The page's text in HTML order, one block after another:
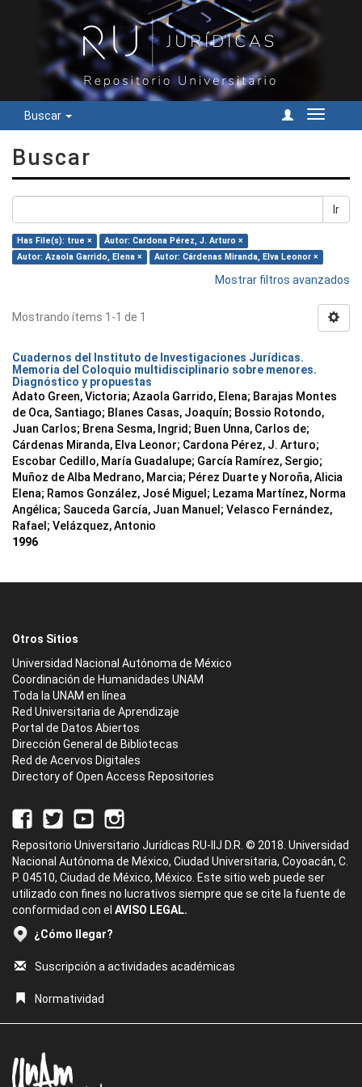
Buscar
Cambiar
Buscar
Ir
Has File(s): true ×
Autor: Cardona Pérez, J. Arturo ×
Autor: Azaola Garrido, Elena ×
Autor: Cárdenas Miranda, Elva Leonor ×
Mostrar filtros avanzados
Mostrando ítems 1-1 de 1
Cuadernos del Instituto de Investigaciones Jurídicas.
Memoria del Coloquio multidisciplinario sobre menores.
Diagnóstico y propuestas
Adato Green, Victoria; Azaola Garrido, Elena; Barajas Montes
de Oca, Santiago; Blanes Casas, Joaquín; Bossio Rotondo,
Juan Carlos; Brena Sesma, Ingrid; Buen Unna, Carlos de;
Cárdenas Miranda, Elva Leonor; Cardona Pérez, J. Arturo;
Escobar Cedillo, María Guadalupe; García Ramírez, Sergio;
Muñoz de Alba Medrano, Marcia; Pérez Duarte y Noroña, Alicia
Elena; Ramos González, José Miguel; Lezama Martínez, Norma
Angélica; Sauceda García, Juan Manuel; Velasco Fernández,
Rafael; Velázquez, Antonio
1996
Otros Sitios
Universidad Nacional Autónoma de México
Coordinación de Humanidades UNAM
Toda la UNAM en línea
Red Universitaria de Aprendizaje
Portal de Datos Abiertos
Dirección General de Bibliotecas
Red de Acervos Digitales
Directory of Open Access Repositories
Repositorio Universitario Jurídicas RU-IIJ D.R. © 2018. Universidad
Nacional Autónoma de México, Ciudad Universitaria, Coyoacán, C.
P. 04510, Ciudad de México, México. Este sitio web puede ser
utilizado con fines no lucrativos siempre que se cite la fuente de
conformidad con el AVISO LEGAL.
¿Cómo llegar?
Suscripción a actividades académicas
Normatividad